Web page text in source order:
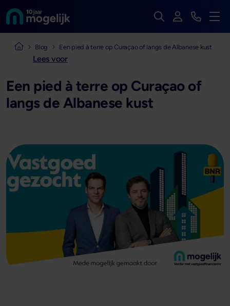
Naar de homepage van Zoek op de hele
InloggenBekijk
Menu
Naar de homepage van Mogelijk Vastgoedfinancieringen
Blog Een pied à terre op Curaçao of langs de Albanese kust
Lees voor
Een pied à terre op Curaçao of
langs de Albanese kust